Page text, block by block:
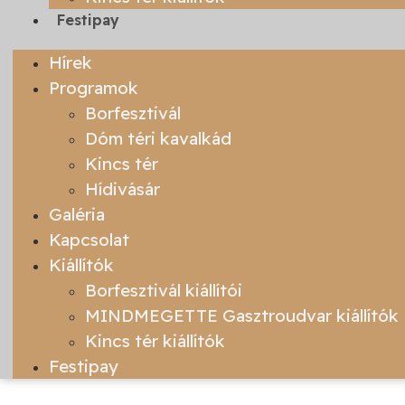
Festipay
Hírek
Programok
Borfesztivál
Dóm téri kavalkád
Kincs tér
Hídivásár
Galéria
Kapcsolat
Kiállítók
Borfesztivál kiállítói
MINDMEGETTE Gasztroudvar kiállítók
Kincs tér kiállítók
Festipay